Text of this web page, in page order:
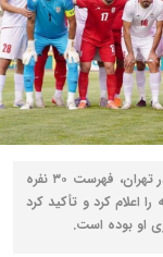
نصر: امیر قلعه‌نویی پس از چند هفته تمرین فشرده در تهران، فهرست ۳۰ نفره
اعلام کرد و تأکید کرد
او بوده است.